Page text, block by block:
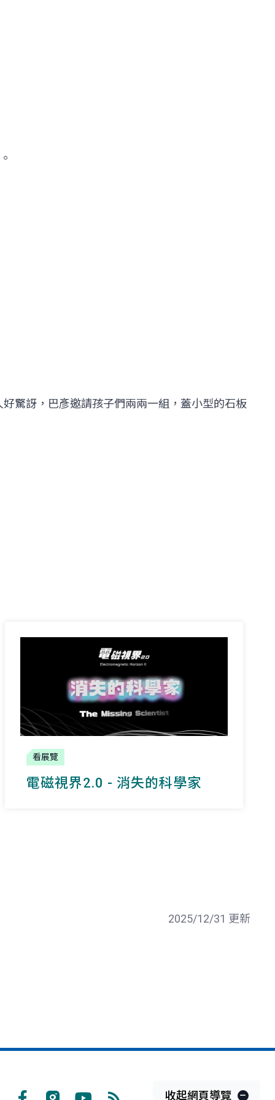
驚訝，巴彥邀請孩子們兩兩一組，蓋小型的石板
看展覽
電磁視界2.0 - 消失的科學家
2025/12/31 更新
收起網頁導覽